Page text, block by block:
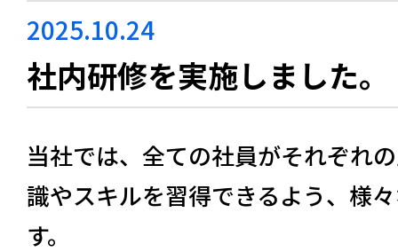
2025.10.24
社内研修を実施しました。
当社では、全ての社員がそれぞれ
識やスキルを習得できるよう、様
す。